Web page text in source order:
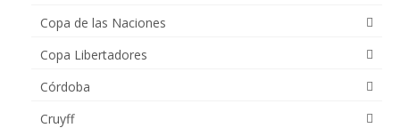
Copa de las Naciones
Copa Libertadores
Córdoba
Cruyff